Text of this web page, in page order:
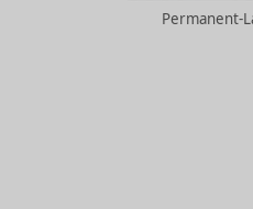
Permanent-